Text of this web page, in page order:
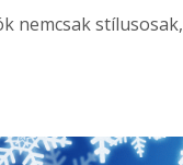
nemcsak stílusosak,